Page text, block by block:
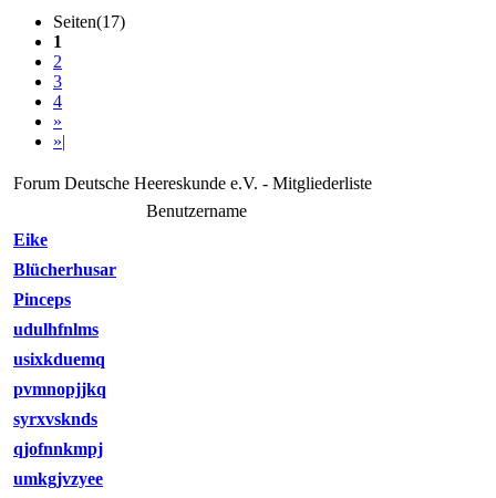
Seiten(17)
1
2
3
4
»
»|
Forum Deutsche Heereskunde e.V. - Mitgliederliste
Benutzername
Eike
Blücherhusar
Pinceps
udulhfnlms
usixkduemq
pvmnopjjkq
syrxvsknds
qjofnnkmpj
umkgjvzyee